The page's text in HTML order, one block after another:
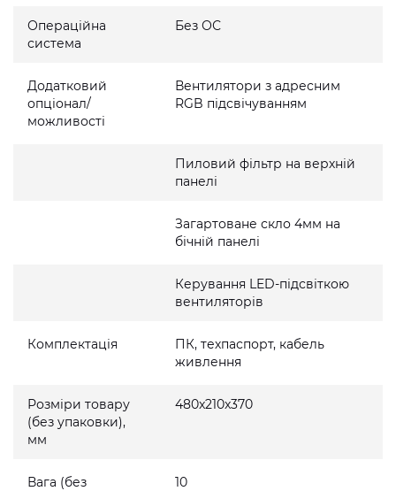
Операційна
система
Без ОС
Додатковий
опціонал/
можливості
Вентилятори з адресним
RGB підсвічуванням
Пиловий фільтр на верхній
панелі
Загартоване скло 4мм на
бічній панелі
Керування LED-підсвіткою
вентиляторів
Комплектація
ПК, техпаспорт, кабель
живлення
Розміри товару
(без упаковки),
мм
480x210x370
Вага (без
10